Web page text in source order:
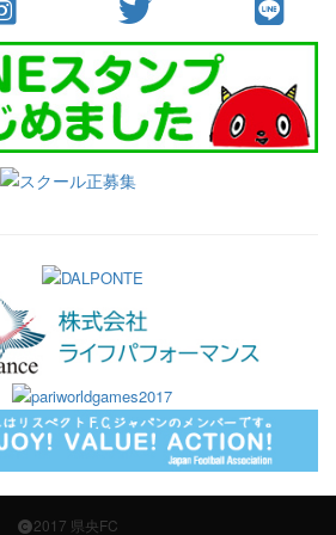
2017 県央FC